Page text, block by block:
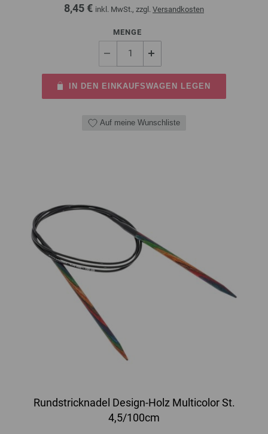
8,45 € inkl. MwSt., zzgl. Versandkosten
MENGE
IN DEN EINKAUFSWAGEN LEGEN
Auf meine Wunschliste
Rundstricknadel Design-Holz Multicolor St.
4,5/100cm